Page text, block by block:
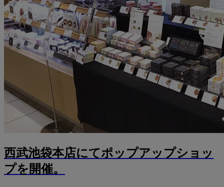
西武池袋本店にてポップアップショッ
プを開催。